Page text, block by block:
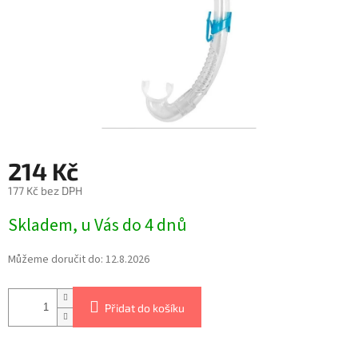
214 Kč
177 Kč bez DPH
Skladem, u Vás do 4 dnů
Můžeme doručit do: 12.8.2026
Přidat do košíku